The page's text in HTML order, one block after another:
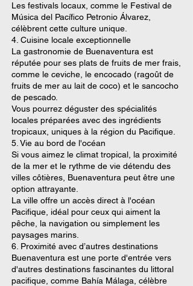
Les festivals locaux, comme le Festival de
Música del Pacífico Petronio Álvarez,
célèbrent cette culture unique.
4. Cuisine locale exceptionnelle
La gastronomie de Buenaventura est
réputée pour ses plats de fruits de mer frais,
comme le ceviche, le encocado (ragoût de
fruits de mer au lait de coco) et le sancocho
de pescado.
Vous pourrez déguster des spécialités
locales préparées avec des ingrédients
tropicaux, uniques à la région du Pacifique.
5. Vie au bord de l'océan
Si vous aimez le climat tropical, la proximité
de la mer et le rythme de vie détendu des
villes côtières, Buenaventura peut être une
option attrayante.
La ville offre un accès direct à l'océan
Pacifique, idéal pour ceux qui aiment la
pêche, la navigation ou simplement les
paysages marins.
6. Proximité avec d’autres destinations
Buenaventura est une porte d'entrée vers
d'autres destinations fascinantes du littoral
pacifique, comme Bahía Málaga, célèbre